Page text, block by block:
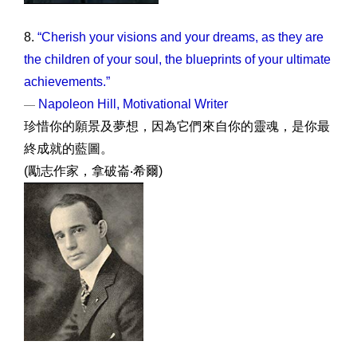
8. “Cherish your visions and your dreams, as they are
the children of your soul, the blueprints of your ultimate
achievements.”
— Napoleon Hill, Motivational Writer
珍惜你的願景及夢想，因為它們來自你的靈魂，是你最
終成就的藍圖。
(勵志作家，拿破崙‧希爾)